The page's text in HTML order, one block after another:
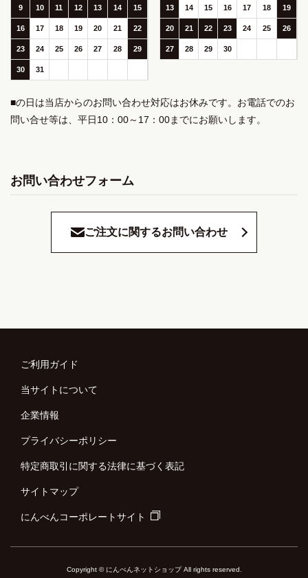
9 10 11 12 13 14 15
16 17 18 19 20 21 22
23 24 25 26 27 28 29
30 31
13 14 15 16 17 18 19
20 21 22 23 24 25 26
27 28 29 30
■の日は当店からのお問い合わせ対応はお休みです。お電話でのお
問い合せ等は、平日10：00～17：00までにお願いします。
お問い合わせフォーム
ご注文に関するお問い合わせ
ご利用ガイド
当サイトについて
企業情報
プライバシーポリシー
特定商取引に関する法律に基づく表記
サイトマップ
にんべんコーポレートサイト
Copyright © にんべんネットショップ All rights reserved.